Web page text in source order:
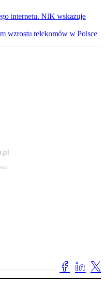
internetu. NIK wskazuje
wzrostu telekomów w Polsce